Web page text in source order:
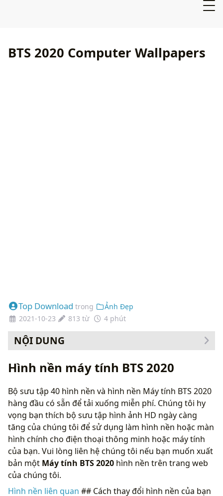
BTS 2020 Computer Wallpapers
Top Download trong
Ảnh Đẹp
2021-10-23
813 từ 4 phút
NỘI DUNG
Hình nền máy tính BTS 2020
Bộ sưu tập 40 hình nền và hình nền Máy tính BTS 2020
hàng đầu có sẵn để tải xuống miễn phí. Chúng tôi hy
vọng bạn thích bộ sưu tập hình ảnh HD ngày càng
tăng của chúng tôi để sử dụng làm hình nền hoặc màn
hình chính cho điện thoại thông minh hoặc máy tính
của bạn. Vui lòng liên hệ chúng tôi nếu bạn muốn xuất
bản một Máy tính BTS 2020 hình nền trên trang web
của chúng tôi.
Hình nền liên quan ## Cách thay đổi hình nền của bạn